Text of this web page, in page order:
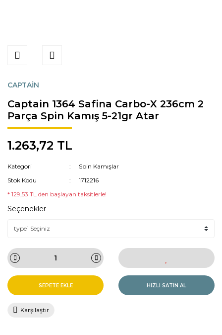
CAPTAİN
Captain 1364 Safina Carbo-X 236cm 2
Parça Spin Kamış 5-21gr Atar
1.263,72 TL
Kategori
Spin Kamışlar
Stok Kodu
1712216
* 129,53 TL den başlayan taksitlerle!
Seçenekler
SEPETE EKLE HIZLI SATIN AL
Karşılaştır